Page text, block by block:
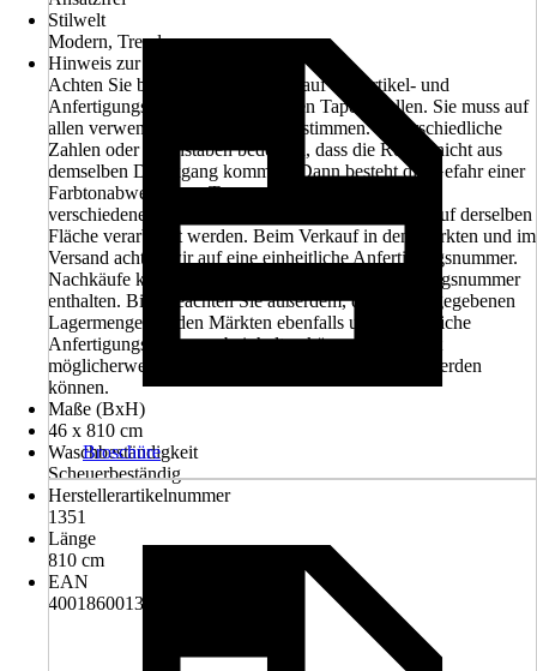
Stilwelt
Modern, Trend
Hinweis zur Anfertigungsnummer
Achten Sie beim Kauf unbedingt auf die Artikel- und
Anfertigungsnummer der einzelnen Tapetenrollen. Sie muss auf
allen verwendeten Rollen übereinstimmen. Unterschiedliche
Zahlen oder Buchstaben bedeuten, dass die Rollen nicht aus
demselben Druckgang kommen. Dann besteht die Gefahr einer
Farbtonabweichung. Tapetenbahnen aus Rollen mit
verschiedenen Anfertigungsnummern dürfen nicht auf derselben
Fläche verarbeitet werden. Beim Verkauf in den Märkten und im
Versand achten wir auf eine einheitliche Anfertigungsnummer.
Nachkäufe können eine unterschiedliche Anfertigungsnummer
enthalten. Bitte beachten Sie außerdem, dass die angegebenen
Lagermengen in den Märkten ebenfalls unterschiedliche
Anfertigungsnummern beinhalten können und somit
möglicherweise nicht in einem Projekt verarbeitet werden
können.
Maße (BxH)
46 x 810 cm
Waschbeständigkeit
Scheuerbeständig
Herstellerartikelnummer
1351
Länge
810 cm
EAN
4001860013519
Broschüre